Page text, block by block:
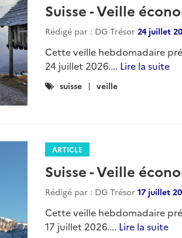
Suisse - Veille
Rédigé par : DG Trésor 24 juillet
Cette veille hebdomadaire
24 juillet 2026.... Lire la suite
Catégories
suisse veille
ARTICLE
Suisse - Veille
Rédigé par : DG Trésor 17 juillet
Cette veille hebdomadaire
17 juillet 2026.... Lire la suite